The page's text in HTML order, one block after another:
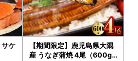
【期間限定】鹿児島県大隅
産 うなぎ蒲焼 4尾（600g